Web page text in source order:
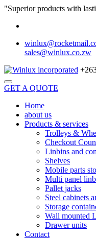
"Superior products with
sales@winlux.co.zw
GET A QUOTE
Home
about us
Products & services
Trolleys &
Checkout
Linbins and
Shelves
Mobile parts
Multi panel
Pallet jacks
Steel cabinets
Storage
Wall mounted
Drawer units
Contact